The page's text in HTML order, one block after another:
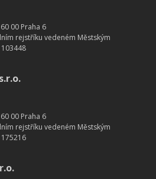
00 Praha 6
rejstříku vedeném Městským
00 Praha 6
rejstříku vedeném Městským